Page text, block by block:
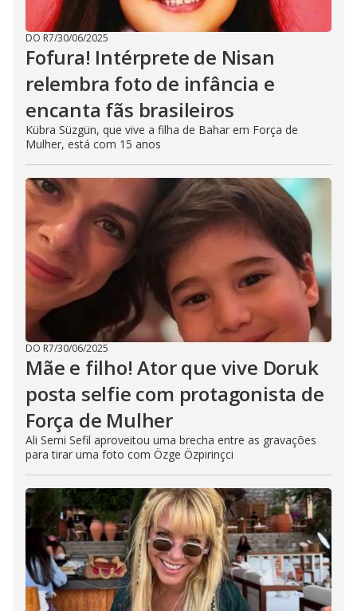
DO R7/30/06/2025
Fofura! Intérprete de Nisan
relembra foto de infância e
encanta fãs brasileiros
Kübra Süzgün, que vive a filha de Bahar em Força de
Mulher, está com 15 anos
DO R7/30/06/2025
Mãe e filho! Ator que vive Doruk
posta selfie com protagonista de
Força de Mulher
Ali Semi Sefil aproveitou uma brecha entre as gravações
para tirar uma foto com Özge Özpirinçci